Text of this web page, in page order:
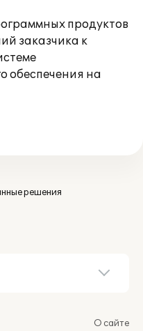
продуктов
заказчика к
обеспечения на
решения
О сайте